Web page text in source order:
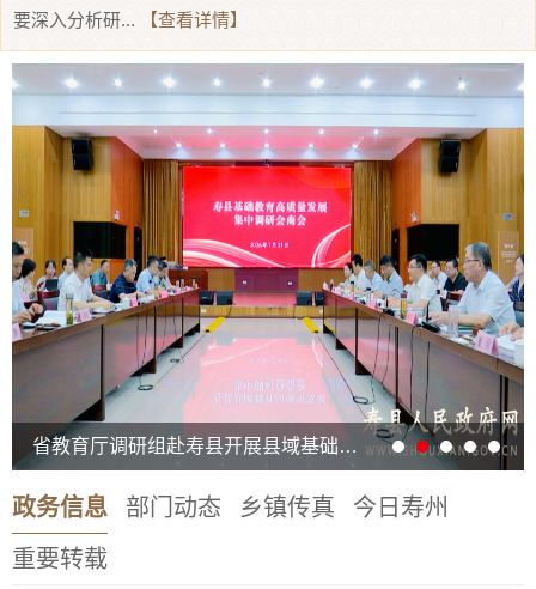
要深入分析研...
【查看详情】
省教育厅调研组赴寿县开展县域基础教育高质量发展集中调研
政务信息 部门动态 乡镇传真
今日寿州
重要转载